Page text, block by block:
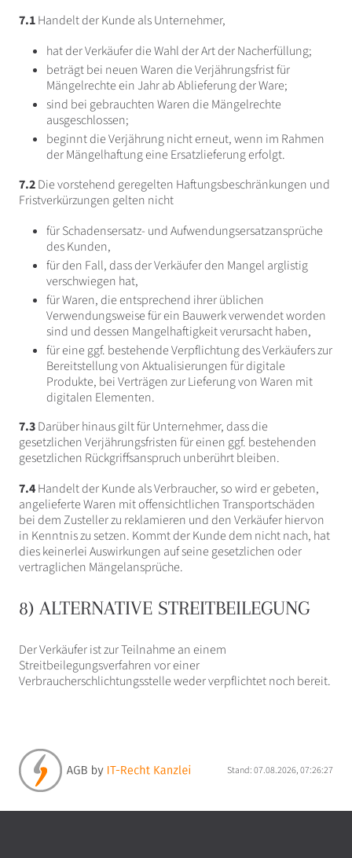
7.1Handelt der Kunde als Unternehmer,
hat der Verkäufer die Wahl der Art der Nacherfüllung;
beträgt bei neuen Waren die Verjährungsfrist für
Mängelrechte ein Jahr ab Ablieferung der Ware;
sind bei gebrauchten Waren die Mängelrechte
ausgeschlossen;
beginnt die Verjährung nicht erneut, wenn im Rahmen
der Mängelhaftung eine Ersatzlieferung erfolgt.
7.2Die vorstehend geregelten Haftungsbeschränkungen und
Fristverkürzungen gelten nicht
für Schadensersatz- und Aufwendungsersatzansprüche
des Kunden,
für den Fall, dass der Verkäufer den Mangel arglistig
verschwiegen hat,
für Waren, die entsprechend ihrer üblichen
Verwendungsweise für ein Bauwerk verwendet worden
sind und dessen Mangelhaftigkeit verursacht haben,
für eine ggf. bestehende Verpflichtung des Verkäufers zur
Bereitstellung von Aktualisierungen für digitale
Produkte, bei Verträgen zur Lieferung von Waren mit
digitalen Elementen.
7.3Darüber hinaus gilt für Unternehmer, dass die
gesetzlichen Verjährungsfristen für einen ggf. bestehenden
gesetzlichen Rückgriffsanspruch unberührt bleiben.
7.4Handelt der Kunde als Verbraucher, so wird er gebeten,
angelieferte Waren mit offensichtlichen Transportschäden
bei dem Zusteller zu reklamieren und den Verkäufer hiervon
in Kenntnis zu setzen. Kommt der Kunde dem nicht nach, hat
dies keinerlei Auswirkungen auf seine gesetzlichen oder
vertraglichen Mängelansprüche.
8) ALTERNATIVE STREITBEILEGUNG
Der Verkäufer ist zur Teilnahme an einem
Streitbeilegungsverfahren vor einer
Verbraucherschlichtungsstelle weder verpflichtet noch bereit.
Stand: 07.08.2026, 07:26:27